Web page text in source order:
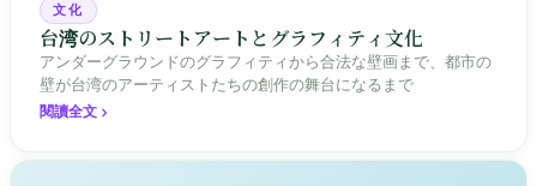
文化
台湾のストリートアートとグラフィティ文化
アンダーグラウンドのグラフィティから合法な壁画まで、都市の
壁が台湾のアーティストたちの創作の舞台になるまで
閱讀全文